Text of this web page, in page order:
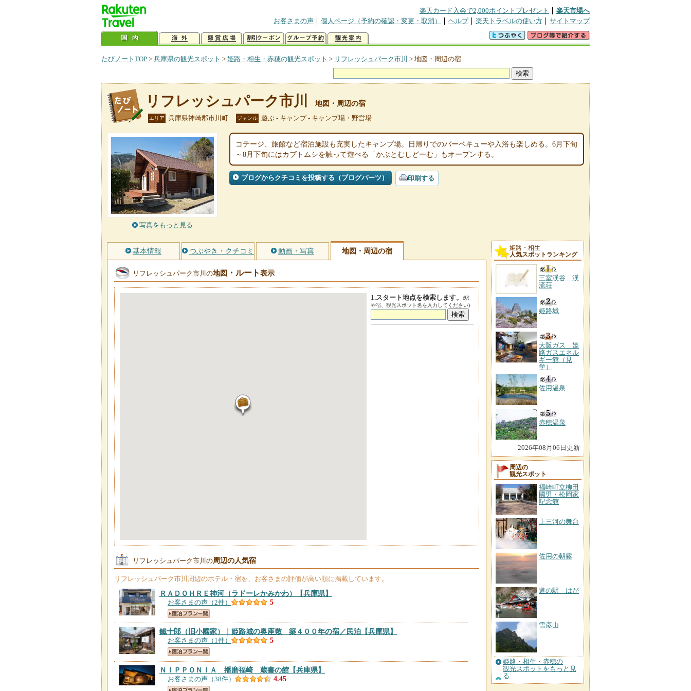
楽天カード入会で2,000ポイントプレゼント
楽天市場へ
お客さまの声
個人ページ（予約の確認・変更・取消） ヘルプ 楽天トラベルの使い方 サイトマップ
たびノートTOP > 兵庫県の観光スポット > 姫路・相生・赤穂の観光スポット > リフレッシュパーク市川 > 地図・周辺の宿
リフレッシュパーク市川 地図・周辺の宿
エリア 兵庫県神崎郡市川町 ジャンル 遊ぶ - キャンプ - キャンプ場・野営場
写真をもっと見る
コテージ、旅館など宿泊施設も充実したキャンプ場。日帰りでのバーベキューや入浴も楽しめる。6月下旬
～8月下旬にはカブトムシを触って遊べる「かぶとむしどーむ」もオープンする。
ブログからクチコミを投稿する（ブログパーツ） 印刷する
基本情報 つぶやき・クチコミ 動画・写真 地図・周辺の宿
リフレッシュパーク市川の地図 ・ルート表示
1.スタート地点を検索します。
(駅
や宿、観光スポット名を入力してください)
リフレッシュパーク市川の周辺の人気宿
リフレッシュパーク市川 周辺のホテル・宿を、お客さまの評価が高い順に掲載しています。
ＲＡＤＯＨＲＥ神河（ラドーレかみかわ） 【兵庫県】
お客さまの声（2件） 5
鐵十郎（旧小國家）｜姫路城の奥座敷 築４００年の宿／民泊 【兵庫県】
お客さまの声（1件） 5
ＮＩＰＰＯＮＩＡ 播磨福崎 蔵書の館 【兵庫県】
お客さまの声（38件） 4.45
姫路・相生
人気スポットランキング
三室渓谷 渓
流荘
姫路城
大阪ガス 姫
路ガスエネル
ギー館（見
学）
佐用温泉
赤穂温泉
2026年08月06日更新
周辺の
観光スポット
福崎町立柳田
國男・松岡家
記念館
上三河の舞台
佐用の朝霧
道の駅 はが
雪彦山
姫路・相生・赤穂の
観光スポットをもっと見
る